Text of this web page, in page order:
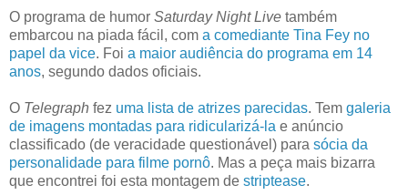
O programa de humor Saturday Night Live também
embarcou na piada fácil, com a comediante Tina Fey no
papel da vice. Foi a maior audiência do programa em 14
anos, segundo dados oficiais.
O Telegraph fez uma lista de atrizes parecidas. Tem galeria
de imagens montadas para ridicularizá-la e anúncio
classificado (de veracidade questionável) para sócia da
personalidade para filme pornô. Mas a peça mais bizarra
que encontrei foi esta montagem de striptease.